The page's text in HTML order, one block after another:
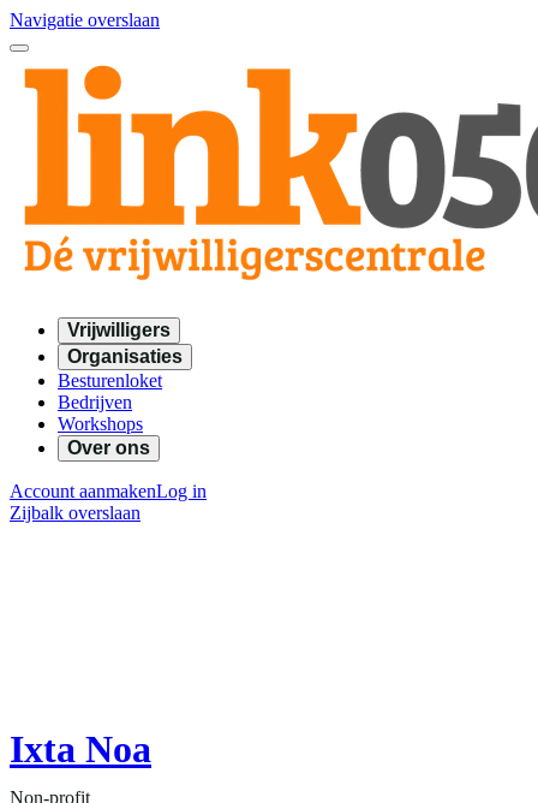
Navigatie overslaan
Vrijwilligers
Organisaties
Besturenloket
Bedrijven
Workshops
Over ons
Account aanmakenLog in
Zijbalk overslaan
Ixta Noa
Non-profit